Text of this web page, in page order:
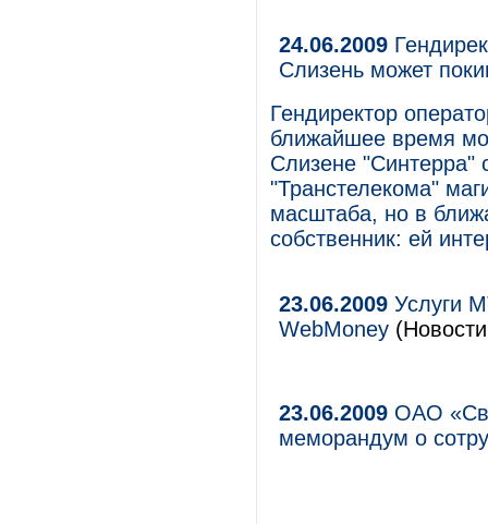
24.06.2009
Слизень может
Гендиректор
ближайшее время
Слизене "Синтерра"
"Транстелекома"
масштаба, но в
собственник: ей
23.06.2009 Услуги
WebMoney
23.06.2009 ОАО
меморандум о